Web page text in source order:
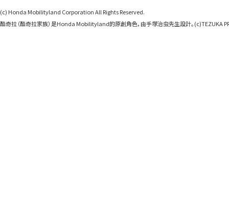
(c) Honda Mobilityland Corporation All Rights Reserved.
酷奇拉（酷奇拉家族）是Honda Mobilityland的原創角色，由手塚治虫先生設計。(c)TEZUKA